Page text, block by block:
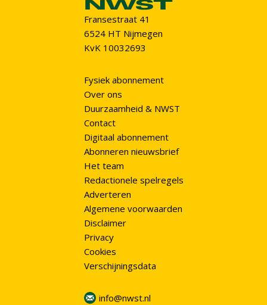
Fransestraat 41
6524 HT Nijmegen
KvK 10032693
Fysiek abonnement
Over ons
Duurzaamheid & NWST
Contact
Digitaal abonnement
Abonneren nieuwsbrief
Het team
Redactionele spelregels
Adverteren
Algemene voorwaarden
Disclaimer
Privacy
Cookies
Verschijningsdata
info@nwst.nl